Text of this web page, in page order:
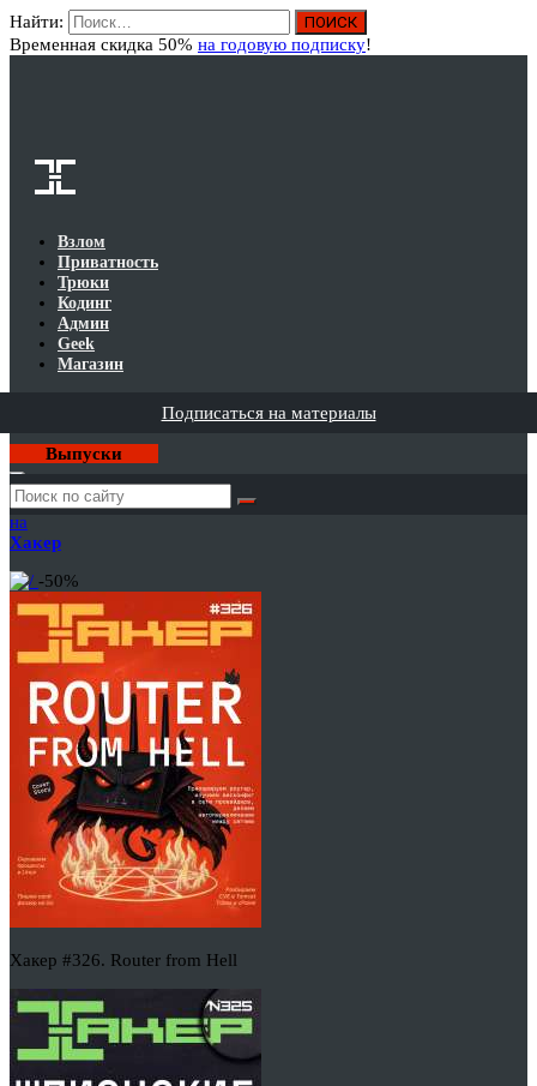
Найти:
Временная скидка 50% на годовую подписку!
Взлом
Приватность
Трюки
Кодинг
Админ
Geek
Магазин
Подписаться на материалы
Выпуски
Годовая
подписка
на
Хакер
-50%
Хакер #326. Router from Hell